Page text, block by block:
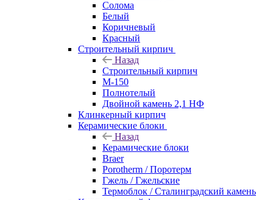
Солома
Белый
Коричневый
Красный
Строительный кирпич
Назад
Строительный кирпич
М-150
Полнотелый
Двойной камень 2,1 НФ
Клинкерный кирпич
Керамические блоки
Назад
Керамические блоки
Braer
Porotherm / Поротерм
Гжель / Гжельские
Термоблок / Сталинградский камень